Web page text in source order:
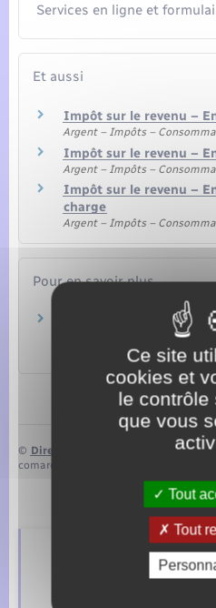
Services en ligne et
Et aussi
Impôt sur le revenu –
Argent – Impôts –
Impôt sur le revenu –
Argent – Impôts –
Impôt sur le revenu –
charge
Argent – Impôts –
Pour en savoir plus
Brochure pratique 2022
Ministère chargé des finances
© Direction de l’information légale
comarquage developpé par
Retrouvez aussi
Ce site
cookies et
le contrôle
que vous
Tout
Tout